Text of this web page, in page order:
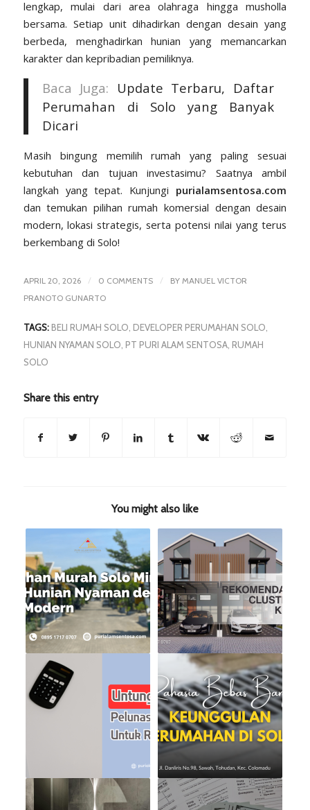
lengkap, mulai dari area olahraga hingga musholla
bersama. Setiap unit dihadirkan dengan desain yang
berbeda, menghadirkan hunian yang memancarkan
karakter dan kepribadian pemiliknya.
Baca Juga: Update Terbaru, Daftar
Perumahan di Solo yang Banyak
Dicari
Masih bingung memilih rumah yang paling sesuai
kebutuhan dan tujuan investasimu? Saatnya ambil
langkah yang tepat. Kunjungi purialamsentosa.com
dan temukan pilihan rumah komersial dengan desain
modern, lokasi strategis, serta potensi nilai yang terus
berkembang di Solo!
APRIL 20, 2026 / 0 COMMENTS / BY MANUEL VICTOR
PRANOTO GUNARTO
TAGS: BELI RUMAH SOLO DEVELOPER PERUMAHAN SOLO
HUNIAN NYAMAN SOLO PT PURI ALAM SENTOSA, RUMAH
SOLO
Share this entry
You might also like